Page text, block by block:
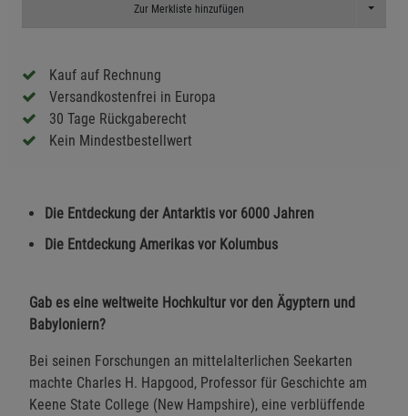
Zur Merkliste hinzufügen Toggle
Kauf auf Rechnung
Versandkostenfrei in Europa
30 Tage Rückgaberecht
Kein Mindestbestellwert
Die Entdeckung der Antarktis vor 6000 Jahren
Die Entdeckung Amerikas vor Kolumbus
Gab es eine weltweite Hochkultur vor den Ägyptern und
Babyloniern?
Bei seinen Forschungen an mittelalterlichen Seekarten
machte Charles H. Hapgood, Professor für Geschichte am
Keene State College (New Hampshire), eine verblüffende